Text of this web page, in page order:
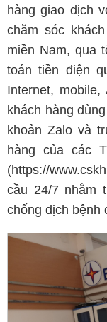
hàng giao dịch
chăm sóc
miền Nam, qua
toán tiền điện
Internet,
khách hàng
khoản Zalo và
hàng của các
(https://
cầu 24/7 nhằm
chống dịch bệnh